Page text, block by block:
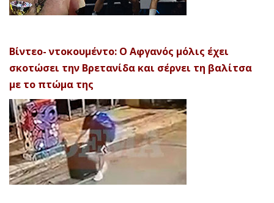
Βίντεο- ντοκουμέντο: Ο Αφγανός μόλις έχει
σκοτώσει την Βρετανίδα και σέρνει τη βαλίτσα
με το πτώμα της